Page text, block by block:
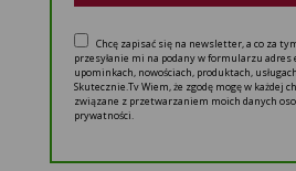
Chcę zapisać się na newsletter, a co za
przesyłanie mi na podany w formularzu
upominkach, nowościach, produktach,
Skutecznie.Tv Wiem, że zgodę mogę w każdej
związane z przetwarzaniem moich danych
prywatności.